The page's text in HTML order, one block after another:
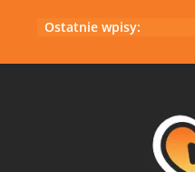
Ostatnie wpisy: